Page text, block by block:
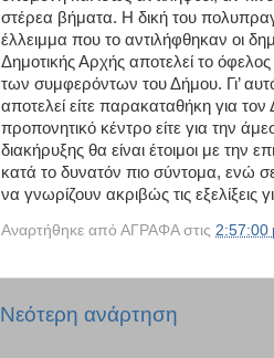
στέρεα βήματα. Η δική του
έλλειμμα που το αντιλήφθηκαν οι
Δημοτικής Αρχής αποτελεί το
των συμφερόντων του Δήμου. Γι’
αποτελεί είτε παρακαταθήκη για
προπονητικό κέντρο είτε για την
διακήρυξης θα είναι έτοιμοι με την
κατά το δυνατόν πιο σύντομα, ενώ
να γνωρίζουν ακριβώς τις εξελίξεις
Αναρτήθηκε από ΑΓΡΑΦΑ στις 2:57:00
Νεότερη ανάρτηση